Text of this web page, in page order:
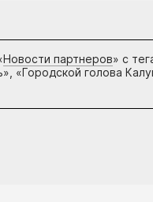
Новости партнеров» с
«Городской голова